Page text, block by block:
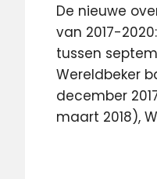
De nieuwe
van 2017-
tussen
Wereldbeker
december
maart 2018),